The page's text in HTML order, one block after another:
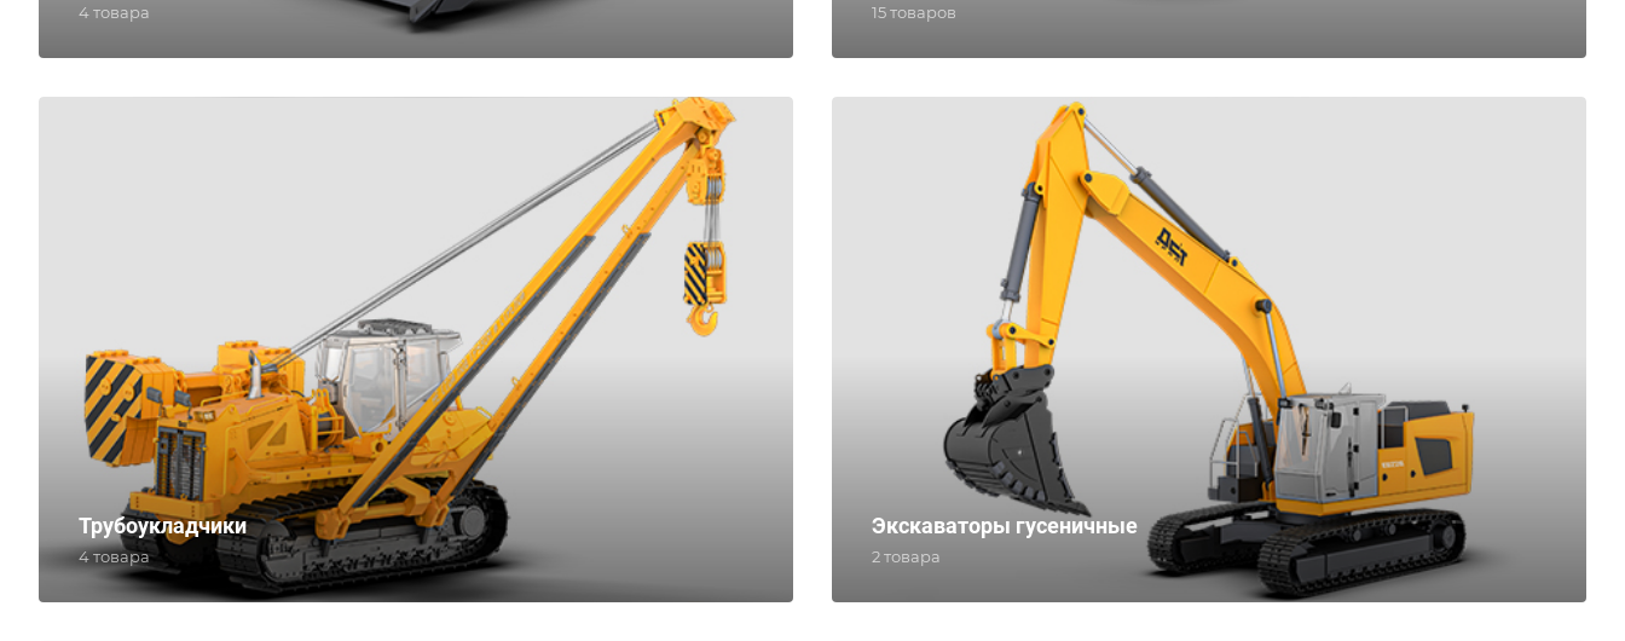
4 товара 15 товаров
Трубоукладчики
4 товара
Экскаваторы гусеничные
2 товара